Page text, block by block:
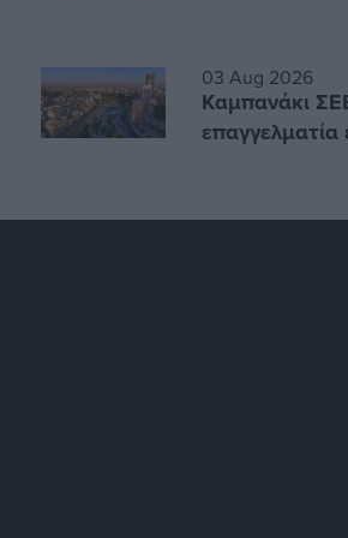
03 Aug 2026
Καμπανάκι
επαγγελματία